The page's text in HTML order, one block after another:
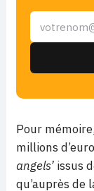
Pour
millions
angels’ issus
qu’auprès de